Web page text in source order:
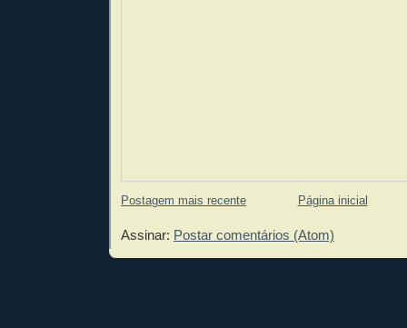
Postagem mais recente Página inicial
Assinar: Postar comentários (Atom)